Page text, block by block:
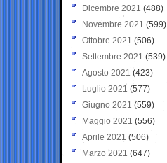
Dicembre 2021 (488)
Novembre 2021 (599)
Ottobre 2021 (506)
Settembre 2021 (539)
Agosto 2021 (423)
Luglio 2021 (577)
Giugno 2021(559)
Maggio 2021 (556)
Aprile 2021 (506)
Marzo 2021 (647)